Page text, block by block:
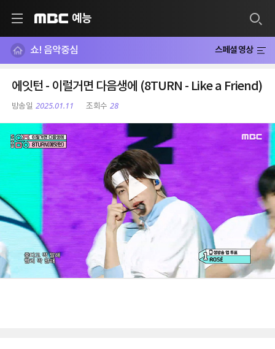
예능
쇼! 음악중심 스페셜 영상
에잇턴 - 이럴거면 다음생에 (8TURN - Like a Friend)
2025.01.11 28